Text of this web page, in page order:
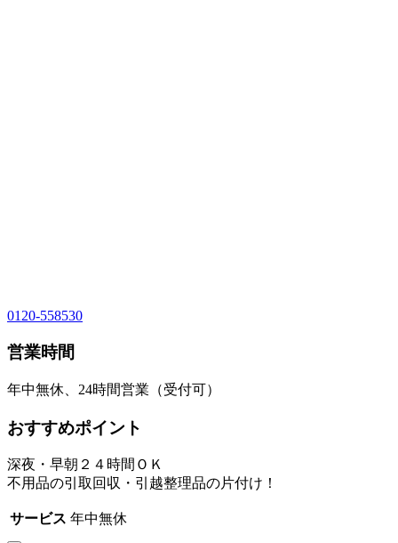
0120-558530
営業時間
年中無休、24時間営業（受付可）
おすすめポイント
深夜・早朝２４時間ＯＫ
不用品の引取回収・引越整理品の片付け！
サービス 年中無休